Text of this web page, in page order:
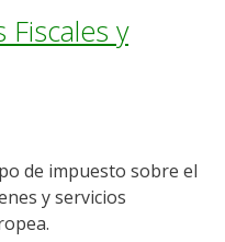
Fiscales y
de impuesto sobre el
y servicios